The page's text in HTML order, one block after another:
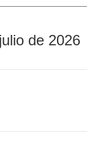
de 2026